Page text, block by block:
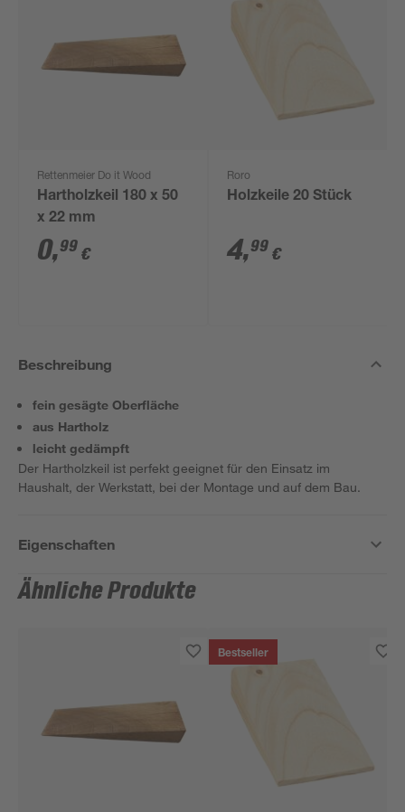
Rettenmeier Do it Wood
Hartholzkeil 180 x 50
x 22 mm
0,99 €
Roro
Holzkeile 20 Stück
4,99 €
Beschreibung
fein gesägte Oberfläche
aus Hartholz
leicht gedämpft
Der Hartholzkeil ist perfekt geeignet für den Einsatz im
Haushalt, der Werkstatt, bei der Montage und auf dem Bau.
Eigenschaften
Ähnliche Produkte
Bestseller